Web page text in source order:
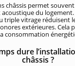
châssis permet
du
triple vitrage réduisent
extérieures. Cela
consommation
dure
châssis ?